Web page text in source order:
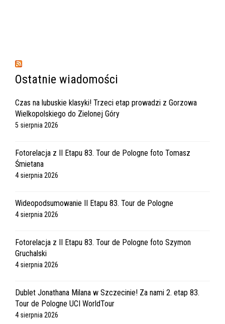
Ostatnie wiadomości
Czas na lubuskie klasyki! Trzeci etap prowadzi z Gorzowa
Wielkopolskiego do Zielonej Góry
5 sierpnia 2026
Fotorelacja z II Etapu 83. Tour de Pologne foto Tomasz
Śmietana
4 sierpnia 2026
Wideopodsumowanie II Etapu 83. Tour de Pologne
4 sierpnia 2026
Fotorelacja z II Etapu 83. Tour de Pologne foto Szymon
Gruchalski
4 sierpnia 2026
Dublet Jonathana Milana w Szczecinie! Za nami 2. etap 83.
Tour de Pologne UCI WorldTour
4 sierpnia 2026